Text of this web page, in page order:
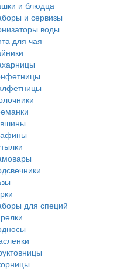
и блюдца
и сервизы
воды
для чая
для специй